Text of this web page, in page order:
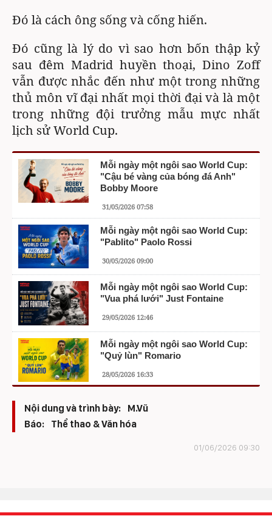
Đó là cách ông sống và cống hiến.
Đó cũng là lý do vì sao hơn bốn thập kỷ
sau đêm Madrid huyền thoại, Dino Zoff
vẫn được nhắc đến như một trong những
thủ môn vĩ đại nhất mọi thời đại và là một
trong những đội trưởng mẫu mực nhất
lịch sử World Cup.
Mỗi ngày một ngôi sao World Cup:
"Cậu bé vàng của bóng đá Anh"
Bobby Moore
31/05/2026 07:58
Mỗi ngày một ngôi sao World Cup:
"Pablito" Paolo Rossi
30/05/2026 09:00
Mỗi ngày một ngôi sao World Cup:
"Vua phá lưới" Just Fontaine
29/05/2026 12:46
Mỗi ngày một ngôi sao World Cup:
"Quỷ lùn" Romario
28/05/2026 16:33
Nội dung và trình bày:
M.Vũ
Báo:
Thể thao & Văn hóa
01/06/2026 09:30